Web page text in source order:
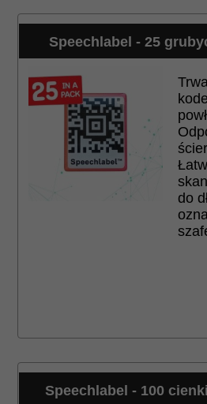
Speechlabel - 25
do
Speechlabel - 100